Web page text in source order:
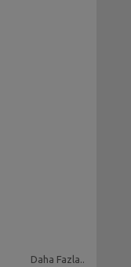
Daha Fazla..